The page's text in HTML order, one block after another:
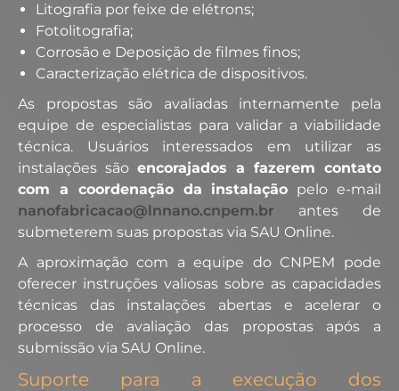
Litografia por feixe de elétrons;
Fotolitografia;
Corrosão e Deposição de filmes finos;
Caracterização elétrica de dispositivos.
As propostas são avaliadas internamente pela
equipe de especialistas para validar a viabilidade
técnica. Usuários interessados em utilizar as
instalações são encorajados a fazerem contato
com a coordenação da instalação pelo e-mail
nanofabricacao@lnnano.cnpem.br antes de
submeterem suas propostas via SAU Online.
A aproximação com a equipe do CNPEM pode
oferecer instruções valiosas sobre as capacidades
técnicas das instalações abertas e acelerar o
processo de avaliação das propostas após a
submissão via SAU Online.
Suporte para a execução dos